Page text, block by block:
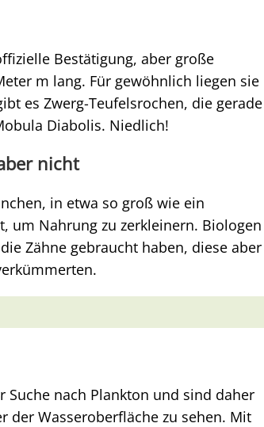
Bestätigung, aber große
m lang. Für gewöhnlich liegen sie
es Zwerg-Teufelsrochen, die gerade
Diabolis. Niedlich!
nicht
in etwa so groß wie ein
um Nahrung zu zerkleinern. Biologen
Zähne gebraucht haben, diese aber
Suche nach Plankton und sind daher
der Wasseroberfläche zu sehen. Mit